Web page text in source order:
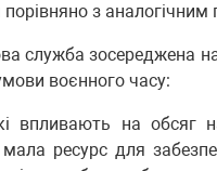
з
служба зосереджена
воєнного часу:
впливають на обсяг
ресурс для